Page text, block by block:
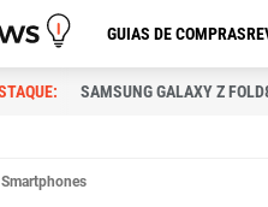
GUIAS DE COMPRAS
SAMSUNG GALAXY Z
Smartphones